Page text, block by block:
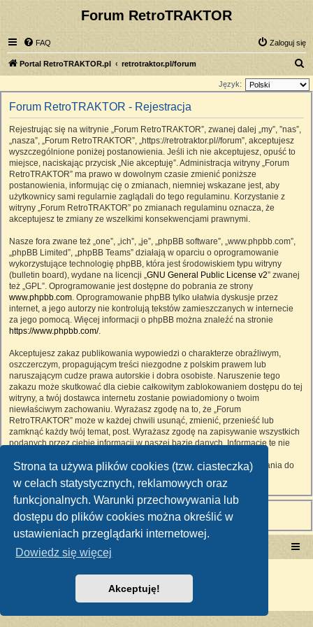
Strona ta używa plików cookies (tzw. ciasteczka)
w celach statystycznych, reklamowych oraz
funkcjonalnych. Warunki przechowywania lub
dostępu do plików cookies można określić w
ustawieniach przeglądarki internetowej.
Dowiedz się więcej
Akceptuję!
Forum RetroTRAKTOR
FAQ Zaloguj się
Portal RetroTRAKTOR.pl retrotraktor.pl/forum
z
Język:
Forum RetroTRAKTOR - Rejestracja
Rejestrując się na witrynie „Forum RetroTRAKTOR”, zwanej dalej „my”, ”nas”,
„nasza”, „Forum RetroTRAKTOR”, „https://retrotraktor.pl//forum”, akceptujesz
wyszczególnione poniżej postanowienia. Jeśli ich nie akceptujesz, opuść to
miejsce, naciskając przycisk „Nie akceptuję”. Administracja witryny „Forum
RetroTRAKTOR” ma prawo w dowolnym czasie zmienić poniższe
postanowienia, informując cię o zmianach, niemniej wskazane jest, aby
użytkownicy sami regularnie zaglądali do tego regulaminu. Korzystanie z
witryny „Forum RetroTRAKTOR” po zmianach regulaminu oznacza, że
akceptujesz te zmiany ze wszelkimi konsekwencjami prawnymi.
Nasze fora zwane też „one”, „ich”, „je”, „phpBB software”, „www.phpbb.com”,
„phpBB Limited”, „phpBB Teams” działają w oparciu o oprogramowanie
wykorzystujące technologię phpBB, która jest środowiskiem typu witryny
(bulletin board), wydane na licencji „GNU General Public License v2” zwanej
też „GPL”. Oprogramowanie jest dostępne do pobrania ze strony
www.phpbb.com. Oprogramowanie phpBB tylko ułatwia dyskusje przez
internet, a jego autorzy nie kontrolują tekstów zamieszczanych w internecie
za jego pomocą. Więcej informacji o phpBB można znaleźć na stronie
https://www.phpbb.com/.
Akceptujesz zakaz publikowania wypowiedzi o charakterze obraźliwym,
oszczerczym, propagującym treści niezgodne z polskim prawem lub
naruszającym cudze prawa autorskie i dobra osobiste. Naruszenie tego
zakazu może skutkować dla ciebie całkowitym zablokowaniem dostępu do tej
witryny, a twój dostawca internetu zostanie powiadomiony o twoim
niewłaściwym zachowaniu. Wyrażasz zgodę na to, że „Forum
RetroTRAKTOR” może w każdej chwili usunąć, zmienić, przenieść lub
zamknąć każdy twój temat, post. Wyrażasz zgodę na zapisywanie wszystkich
podanych przez ciebie informacji w naszej bazie danych. Informacje te nie
RetroTRAKTOR”, ani phpBB nie ponosi odpowiedzialności za włamania do
witryny, podczas których może dojść do kradzieży danych.
Portal RetroTRAKTOR.pl
Polski pakiet językowy dostarcza